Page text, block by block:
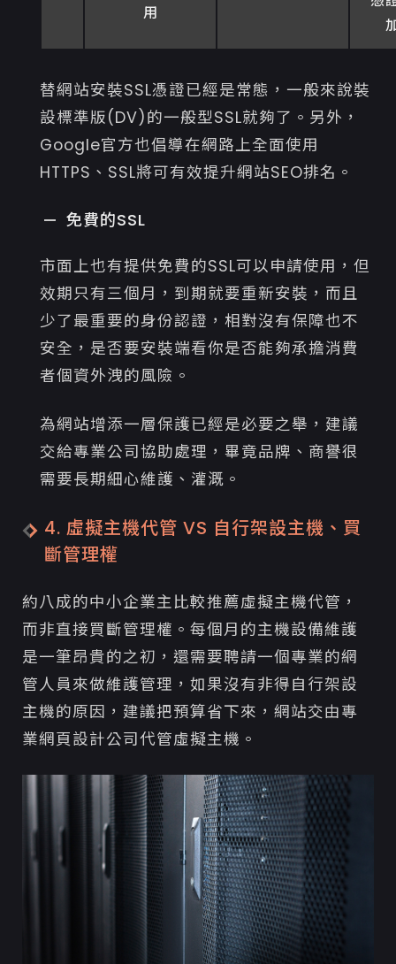
用
替網站安裝SSL憑證已經是常態，一般來說裝
設標準版(DV)的一般型SSL就夠了。另外，
Google官方也倡導在網路上全面使用
HTTPS、SSL將可有效提升網站SEO排名。
免費的SSL
市面上也有提供免費的SSL可以申請使用，但
效期只有三個月，到期就要重新安裝，而且
少了最重要的身份認證，相對沒有保障也不
安全，是否要安裝端看你是否能夠承擔消費
者個資外洩的風險。
為網站增添一層保護已經是必要之舉，建議
交給專業公司協助處理，畢竟品牌、商譽很
需要長期細心維護、灌溉。
4. 虛擬主機代管 VS 自行架設主機、買
斷管理權
約八成的中小企業主比較推薦虛擬主機代管，
而非直接買斷管理權。每個月的主機設備維護
是一筆昂貴的之初，還需要聘請一個專業的網
管人員來做維護管理，如果沒有非得自行架設
主機的原因，建議把預算省下來，網站交由專
業網頁設計公司代管虛擬主機。